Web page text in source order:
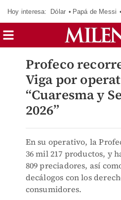
Hoy interesa: Dólar Papá de Messi
Profeco
Viga por
“Cuaresma y
2026”
En su operativo, la
36 mil 217 productos, y
809 preciadores, así
decálogos con los
consumidores.